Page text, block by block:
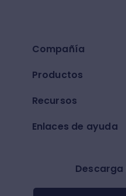
Compañía
Productos
Recursos
Enlaces de ayuda